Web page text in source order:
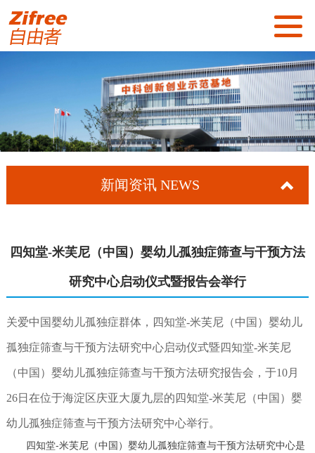
首页
关于我们
社区展示
新闻资讯
联系我们
新闻资讯NEWS
四知堂-米芙尼（中国）婴幼儿孤独症筛查与干预方法
研究中心启动仪式暨报告会举行
关爱中国婴幼儿孤独症群体，四知堂-米芙尼（中国）婴幼儿
孤独症筛查与干预方法研究中心启动仪式暨四知堂-米芙尼
（中国）婴幼儿孤独症筛查与干预方法研究报告会，于10月
26日在位于海淀区庆亚大厦九层的四知堂-米芙尼（中国）婴
幼儿孤独症筛查与干预方法研究中心举行。
四知堂-米芙尼（中国）婴幼儿孤独症筛查与干预方法研究中心是